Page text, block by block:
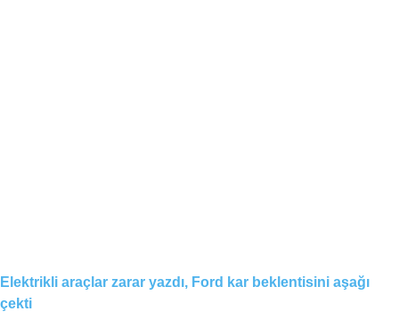
Elektrikli araçlar zarar yazdı, Ford kar beklentisini aşağı
çekti